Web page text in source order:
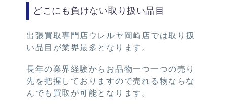
どこにも負けない取り扱い品目
出張買取専門店ウレルヤ岡崎店では取り扱
い品目が業界最多となります。
長年の業界経験からお品物一つ一つの売り
先を把握しておりますので売れる物ならな
んでも買取が可能となります。